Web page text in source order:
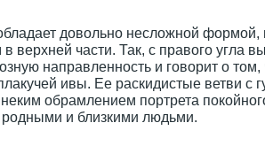
довольно несложной
верхней части. Так, с правого угла
направленность и говорит о
ивы. Ее раскидистые ветви с
обрамлением портрета
и близкими людьми.